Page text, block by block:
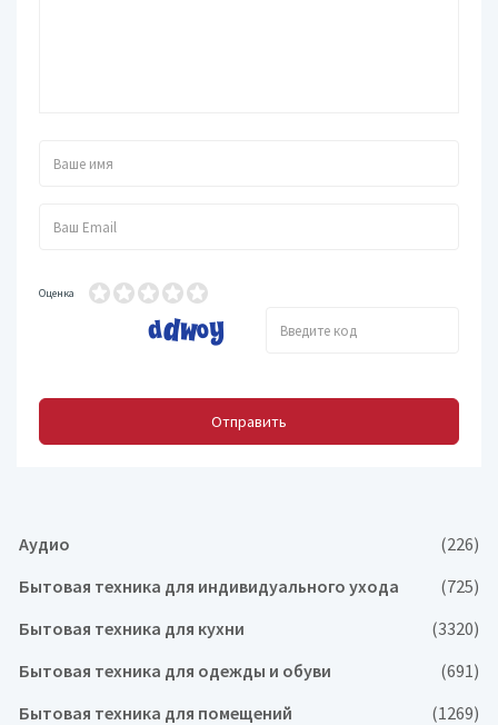
Оценка
Отправить
Аудио
(226)
Бытовая техника для индивидуального ухода
(725)
Бытовая техника для кухни
(3320)
Бытовая техника для одежды и обуви
(691)
Бытовая техника для помещений
(1269)